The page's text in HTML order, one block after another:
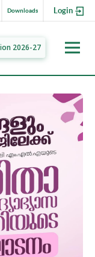
Login
Downloads
2026-27